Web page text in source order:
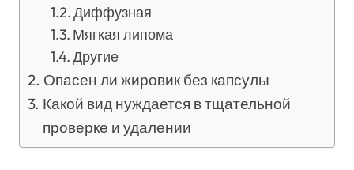
Диффузная
Мягкая липома
Другие
Опасен ли жировик без капсулы
Какой вид нуждается в тщательной
проверке и удалении